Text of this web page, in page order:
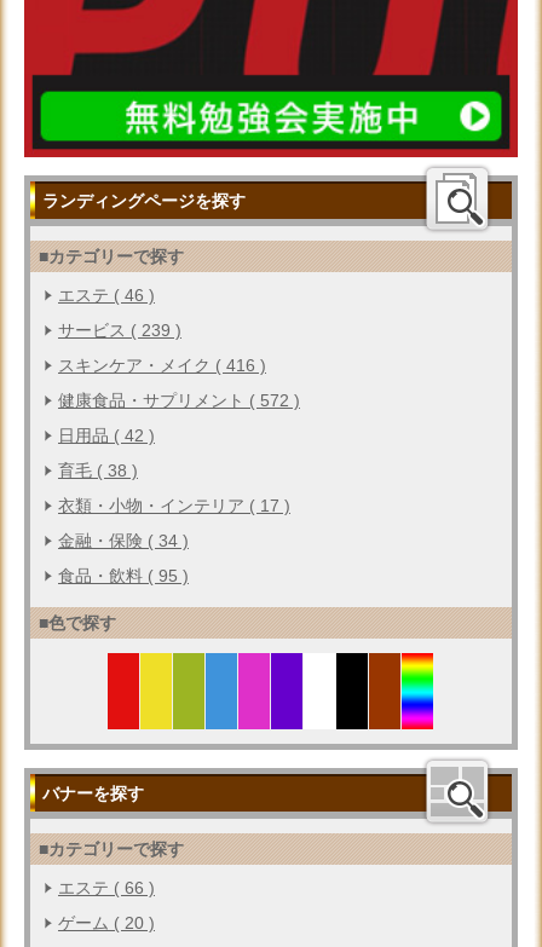
ランディングページを探す
■カテゴリーで探す
エステ ( 46 )
サービス ( 239 )
スキンケア・メイク ( 416 )
健康食品・サプリメント ( 572 )
日用品 ( 42 )
育毛 ( 38 )
衣類・小物・インテリア ( 17 )
金融・保険 ( 34 )
食品・飲料 ( 95 )
■色で探す
バナーを探す
■カテゴリーで探す
エステ ( 66 )
ゲーム ( 20 )